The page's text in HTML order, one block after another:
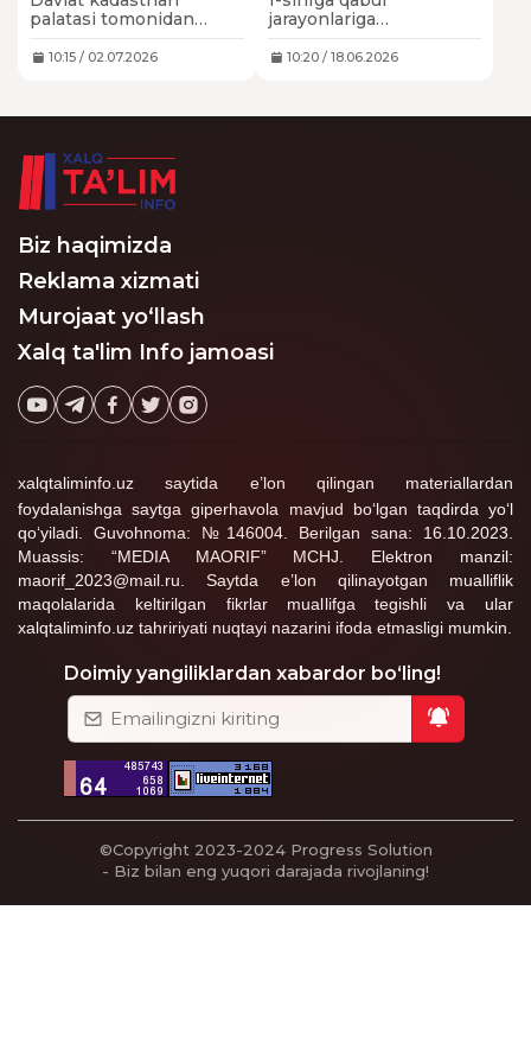
maxsus shtab tuzildi
palatasi tomonidan
joylashdagi kadastr bilan
Respublika bo‘yicha
etildi.
10:15 / 02.07.2026
jarayonlariga
qilinadimi? Bu ularga
10:20 / 18.06.2026
Biz haqimizda
Reklama xizmati
Murojaat yo‘llash
Xalq ta'lim Info jamoasi
xalqtaliminfo.uz saytida e’lon qilingan materiallardan
foydalanishga saytga giperhavola mavjud bo‘lgan taqdirda yo‘l
qo‘yiladi. Guvohnoma: №146004. Berilgan sana: 16.10.2023.
Muassis: “MEDIA MAORIF” MCHJ. Elektron manzil:
maorif_2023@mail.ru. Saytda e’lon qilinayotgan mualliflik
maqolalarida keltirilgan fikrlar muallifga tegishli va ular
xalqtaliminfo.uz tahririyati nuqtayi nazarini ifoda etmasligi mumkin.
Doimiy yangiliklardan xabardor bo‘ling!
©Copyright 2023-2024 Progress Solution
- Biz bilan eng yuqori darajada rivojlaning!